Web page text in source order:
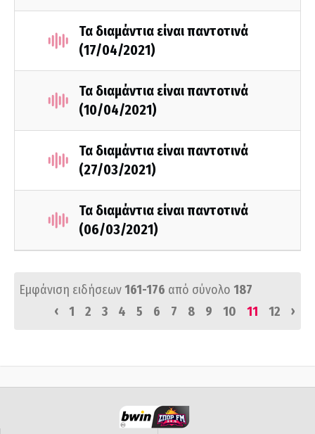
Τα διαμάντια είναι παντοτινά
(17/04/2021)
Τα διαμάντια είναι παντοτινά
(10/04/2021)
Τα διαμάντια είναι παντοτινά
(27/03/2021)
Τα διαμάντια είναι παντοτινά
(06/03/2021)
Εμφάνιση ειδήσεων161-176 από σύνολο 187
‹
1 2 3 4 5 6 7 8 9 10 11 12 ›